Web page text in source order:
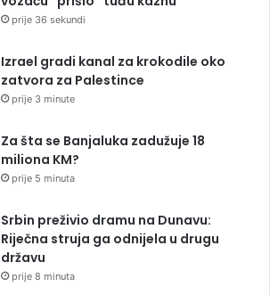
prije 36 sekundi
Izrael gradi kanal za krokodile oko
zatvora za Palestince
prije 3 minute
Za šta se Banjaluka zadužuje 18
miliona KM?
prije 5 minuta
Srbin preživio dramu na Dunavu:
Riječna struja ga odnijela u drugu
državu
prije 8 minuta